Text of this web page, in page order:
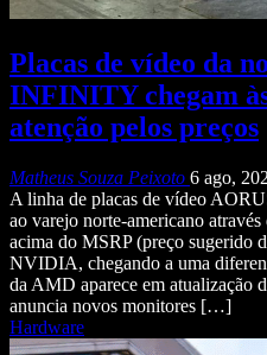
Placas de vídeo da
INFINITY chegam
atenção pelos preços
Matheus Souza Peixoto 6 ago,
A linha de placas de vídeo
ao varejo norte-americano
acima do MSRP (preço sugerido
NVIDIA, chegando a uma
da AMD aparece em atualização
anuncia novos monitores […]
Hardware